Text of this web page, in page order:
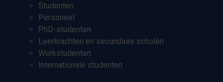
Studenten
Personeel
PhD-studenten
Leerkrachten en secundaire scholen
Werkstudenten
Internationale studenten